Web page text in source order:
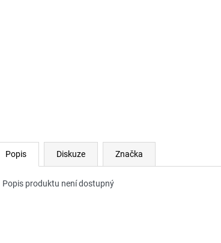
Popis Diskuze Značka
Popis produktu není dostupný